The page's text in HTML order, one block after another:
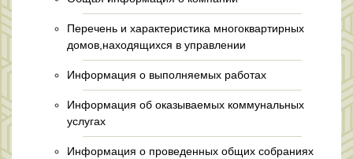
Перечень и характеристика многоквартирных
домов,находящихся в управлении
Информация о выполняемых работах
Информация об оказываемых коммунальных
услугах
Информация о проведенных общих собраниях